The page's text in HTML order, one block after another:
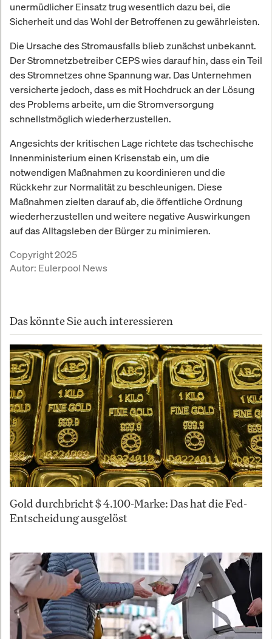
unermüdlicher Einsatz trug wesentlich dazu bei, die
Sicherheit und das Wohl der Betroffenen zu gewährleisten.
Die Ursache des Stromausfalls blieb zunächst unbekannt.
Der Stromnetzbetreiber CEPS wies darauf hin, dass ein Teil
des Stromnetzes ohne Spannung war. Das Unternehmen
versicherte jedoch, dass es mit Hochdruck an der Lösung
des Problems arbeite, um die Stromversorgung
schnellstmöglich wiederherzustellen.
Angesichts der kritischen Lage richtete das tschechische
Innenministerium einen Krisenstab ein, um die
notwendigen Maßnahmen zu koordinieren und die
Rückkehr zur Normalität zu beschleunigen. Diese
Maßnahmen zielten darauf ab, die öffentliche Ordnung
wiederherzustellen und weitere negative Auswirkungen
auf das Alltagsleben der Bürger zu minimieren.
Copyright 2025
Autor: Eulerpool News
Das könnte Sie auch interessieren
Gold durchbricht $ 4.100-Marke: Das hat die Fed-
Entscheidung ausgelöst